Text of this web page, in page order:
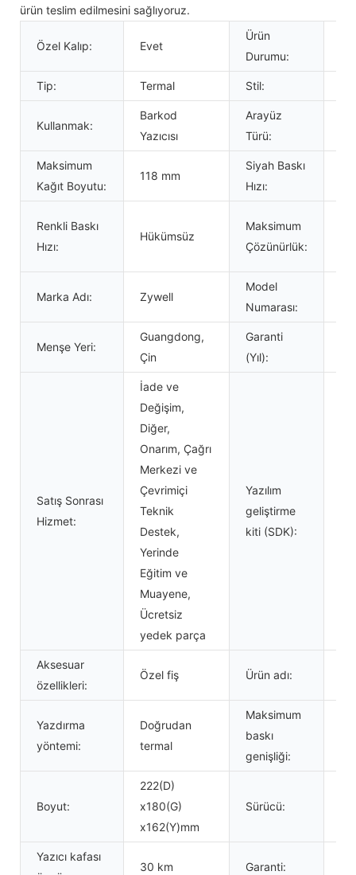
ürün teslim edilmesini sağlıyoruz.
Özel Kalıp: Evet
Ürün
Durumu:
Tip: Termal Stil:
Kullanmak:
Barkod
Yazıcısı
Arayüz
Türü:
Maksimum
Kağıt Boyutu:
118 mm
Siyah Baskı
Hızı:
Renkli Baskı
Hızı:
Hükümsüz
Maksimum
Çözünürlük:
Marka Adı: Zywell
Model
Numarası:
Menşe Yeri:
Guangdong,
Çin
Garanti
(Yıl):
Satış Sonrası
Hizmet:
İade ve
Değişim,
Diğer,
Onarım, Çağrı
Merkezi ve
Çevrimiçi
Teknik
Destek,
Yerinde
Eğitim ve
Muayene,
Ücretsiz
yedek parça
Yazılım
geliştirme
kiti (SDK):
Aksesuar
özellikleri:
Özel fiş Ürün adı:
Yazdırma
yöntemi:
Doğrudan
termal
Maksimum
baskı
genişliği:
Boyut:
222(D)
x180(G)
x162(Y)mm
Sürücü:
Yazıcı kafası
30 km Garanti: